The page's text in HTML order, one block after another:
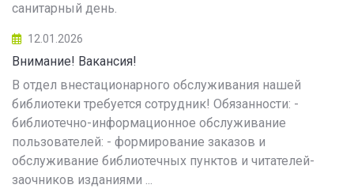
санитарный день.
12.01.2026
Внимание! Вакансия!
В отдел внестационарного обслуживания нашей
библиотеки требуется сотрудник! Обязанности: -
библиотечно-информационное обслуживание
пользователей: - формирование заказов и
обслуживание библиотечных пунктов и читателей-
заочников изданиями ...